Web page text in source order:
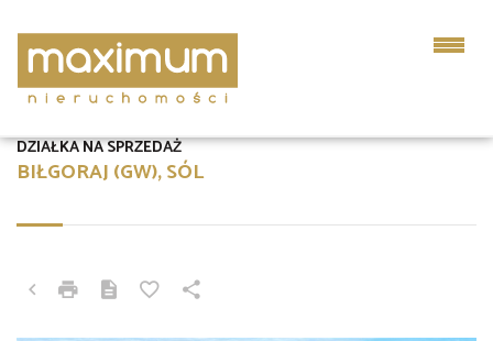
BIŁGORAJ (GW), SÓL
DZIAŁKA NA SPRZEDAŻ